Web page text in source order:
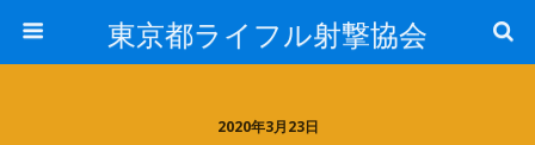
東京都ライフル射撃協会
2020年3月23日